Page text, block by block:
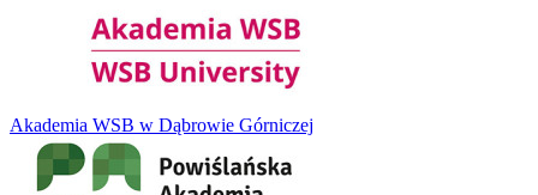
Akademia WSB w Dąbrowie Górniczej